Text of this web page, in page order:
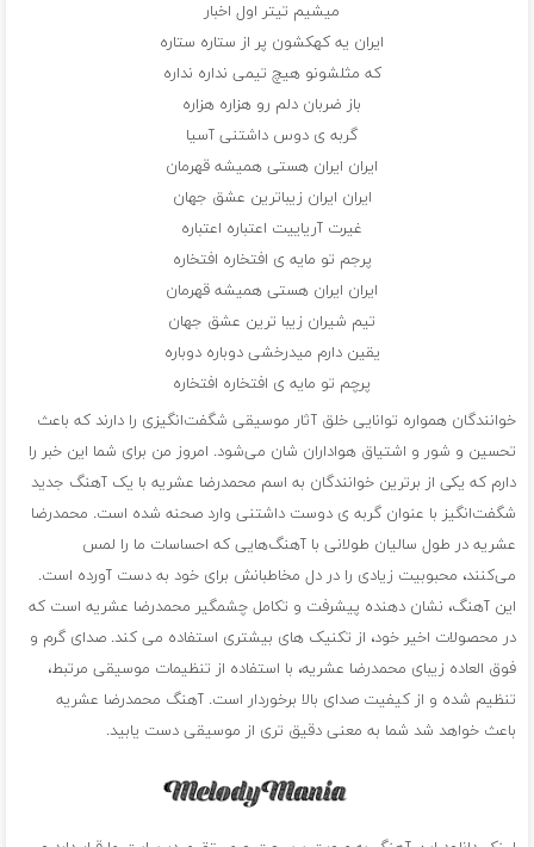
میشیم تیتر اول اخبار
ایران یه کهکشون پر از ستاره ستاره
که مثلشونو هیچ تیمی نداره نداره
باز ضربان دلم رو هزاره هزاره
گربه ی دوس داشتنی آسیا
ایران ایران هستی همیشه قهرمان
ایران ایران زیباترین عشق جهان
غیرت آریاییت اعتباره اعتباره
پرجم تو مایه ی افتخاره افتخاره
ایران ایران هستی همیشه قهرمان
تیم شیران زیبا ترین عشق جهان
یقین دارم میدرخشی دوباره دوباره
پرچم تو مایه ی افتخاره افتخاره
خوانندگان همواره توانایی خلق آثار موسیقی شگفت‌انگیزی را دارند که باعث
تحسین و شور و اشتیاق هواداران شان می‌شود. امروز من برای شما این خبر را
دارم که یکی از برترین خوانندگان به اسم محمدرضا عشریه با یک آهنگ جدید
شگفت‌انگیز با عنوان گربه ی دوست داشتنی وارد صحنه شده است. محمدرضا
عشریه در طول سالیان طولانی با آهنگ‌هایی که احساسات ما را لمس
می‌کنند، محبوبیت زیادی را در دل مخاطبانش برای خود به دست آورده است.
این آهنگ، نشان دهنده پیشرفت و تکامل چشمگیر محمدرضا عشریه است که
در محصولات اخیر خود، از تکنیک های بیشتری استفاده می کند. صدای گرم و
فوق العاده زیبای محمدرضا عشریه، با استفاده از تنظیمات موسیقی مرتبط،
تنظیم شده و از کیفیت صدای بالا برخوردار است. آهنگ محمدرضا عشریه
باعث خواهد شد شما به معنی دقیق تری از موسیقی دست یابید.